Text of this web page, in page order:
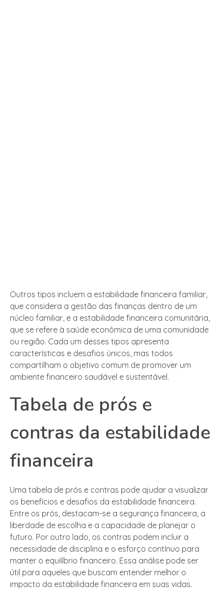
Outros tipos incluem a estabilidade financeira familiar,
que considera a gestão das finanças dentro de um
núcleo familiar, e a estabilidade financeira comunitária,
que se refere à saúde econômica de uma comunidade
ou região. Cada um desses tipos apresenta
características e desafios únicos, mas todos
compartilham o objetivo comum de promover um
ambiente financeiro saudável e sustentável.
Tabela de prós e
contras da estabilidade
financeira
Uma tabela de prós e contras pode ajudar a visualizar
os benefícios e desafios da estabilidade financeira.
Entre os prós, destacam-se a segurança financeira, a
liberdade de escolha e a capacidade de planejar o
futuro. Por outro lado, os contras podem incluir a
necessidade de disciplina e o esforço contínuo para
manter o equilíbrio financeiro. Essa análise pode ser
útil para aqueles que buscam entender melhor o
impacto da estabilidade financeira em suas vidas.